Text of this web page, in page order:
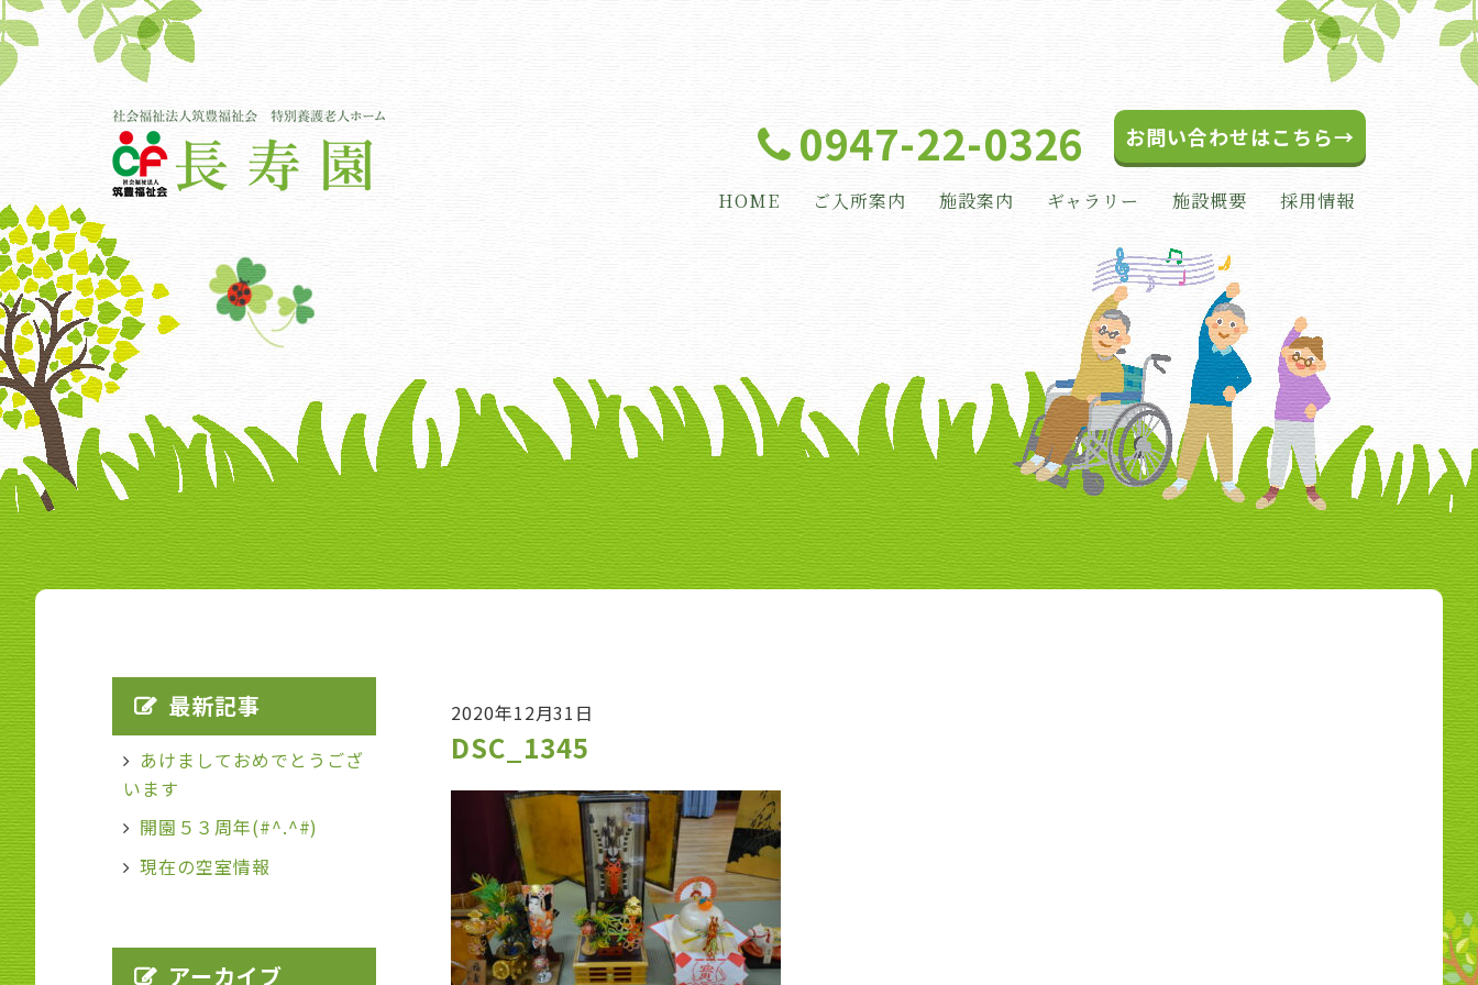
0947-22-0326 お問い合わせはこちら→
HOME ご入所案内 施設案内 ギャラリー 施設概要 採用情報
2020年12月31日
DSC_1345
最新記事
あけましておめでとうござ
います
開園５３周年(#^.^#)
現在の空室情報
アーカイブ